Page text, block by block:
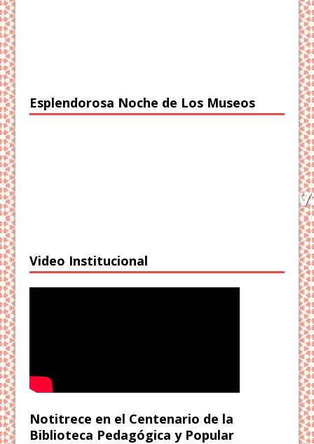
Esplendorosa Noche de Los Museos
Video Institucional
Notitrece en el Centenario de la
Biblioteca Pedagógica y Popular